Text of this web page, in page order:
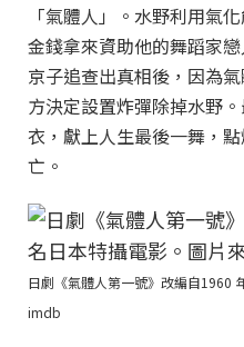
「氣體人」。水野利用氣
金錢拿來資助他的舞蹈家
京子追查出真相後，因為
方決定設置炸彈除掉水野
衣，獻上人生最後一舞，
亡。
日劇《氣體人第一號》改編自1960
imdb